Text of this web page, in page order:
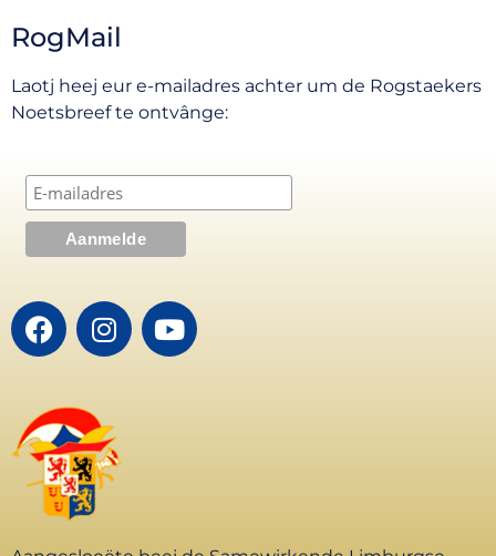
RogMail
Laotj heej eur e-mailadres achter um de Rogstaekers
Noetsbreef te ontvânge: